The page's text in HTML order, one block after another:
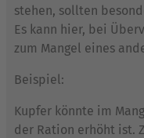
stehen, sollten
Es kann hier, bei
zum Mangel eines
Beispiel:
Kupfer könnte im
der Ration erhöht ist.